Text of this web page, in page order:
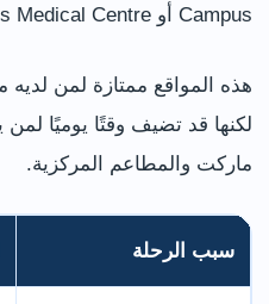
Campus أو Queen’s Medical Centre.
هذه المواقع ممتازة لمن
لكنها قد تضيف وقتًا يوميًا لمن
ماركت والمطاعم المركزية.
سبب الرحلة